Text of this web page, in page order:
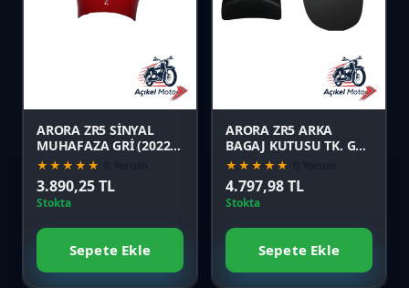
ARORA ZR5 SİNYAL
MUHAFAZA GRİ (2022
MODEL)
★★★★★
3.890,25 TL
Stokta
Sepete Ekle
ARORA ZR5 ARKA
BAGAJ KUTUSU TK. GRİ
(2022 MODEL)
★★★★★
4.797,98 TL
Stokta
Sepete Ekle